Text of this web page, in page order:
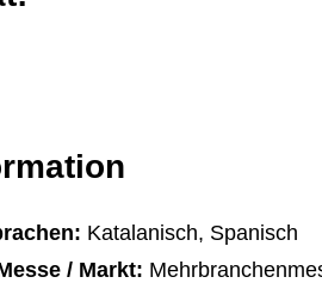
Katalanisch, Spanisch
/ Markt: